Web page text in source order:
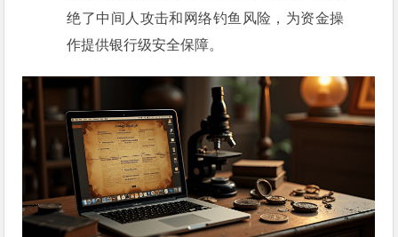
绝了中间人攻击和网络钓鱼风险，为资金操
作提供银行级安全保障。